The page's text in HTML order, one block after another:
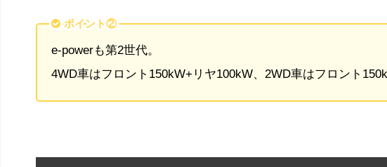
ポイント②
e-powerも第2世代。
4WD車はフロント150kW+リヤ100kW、2WD車はフロント